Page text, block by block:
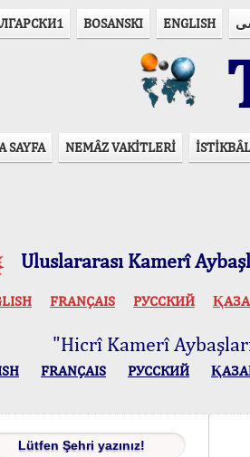
BOSANSKI ENGLISH
SAYFA NEMÂZ VAKİTLERİ
Uluslararası Kamerî
FRANÇAIS РУССКИЙ
"Hicrî Kamerî
FRANÇAIS РУССКИЙ